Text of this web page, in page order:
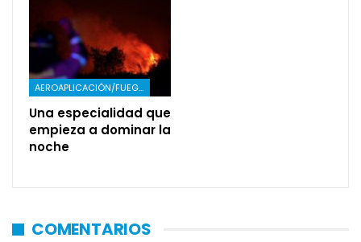
AEROAPLICACIÓN/FUEGO
Una especialidad que
empieza a dominar la
noche
COMENTARIOS